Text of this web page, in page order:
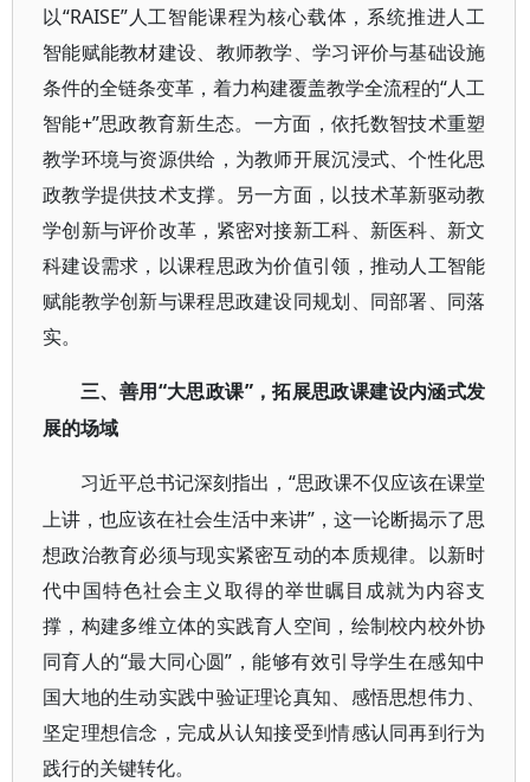
以“RAISE”人工智能课程为核心载体，系统推进人工
智能赋能教材建设、教师教学、学习评价与基础设施
条件的全链条变革，着力构建覆盖教学全流程的“人工
智能+”思政教育新生态。一方面，依托数智技术重塑
教学环境与资源供给，为教师开展沉浸式、个性化思
政教学提供技术支撑。另一方面，以技术革新驱动教
学创新与评价改革，紧密对接新工科、新医科、新文
科建设需求，以课程思政为价值引领，推动人工智能
赋能教学创新与课程思政建设同规划、同部署、同落
实。
三、善用 “大思政课”，拓展思政课建设内涵式发
展的场域
习近平总书记深刻指出，“思政课不仅应该在课堂
上讲，也应该在社会生活中来讲”，这一论断揭示了思
想政治教育必须与现实紧密互动的本质规律。以新时
代中国特色社会主义取得的举世瞩目成就为内容支
撑，构建多维立体的实践育人空间，绘制校内校外协
同育人的“最大同心圆”，能够有效引导学生在感知中
国大地的生动实践中验证理论真知、感悟思想伟力、
坚定理想信念，完成从认知接受到情感认同再到行为
践行的关键转化。